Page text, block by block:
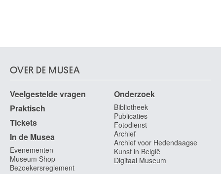
OVER DE MUSEA
Veelgestelde vragen
Praktisch
Tickets
In de Musea
Evenementen
Museum Shop
Bezoekersreglement
Onderzoek
Bibliotheek
Publicaties
Fotodienst
Archief
Archief voor Hedendaagse
Kunst in België
Digitaal Museum